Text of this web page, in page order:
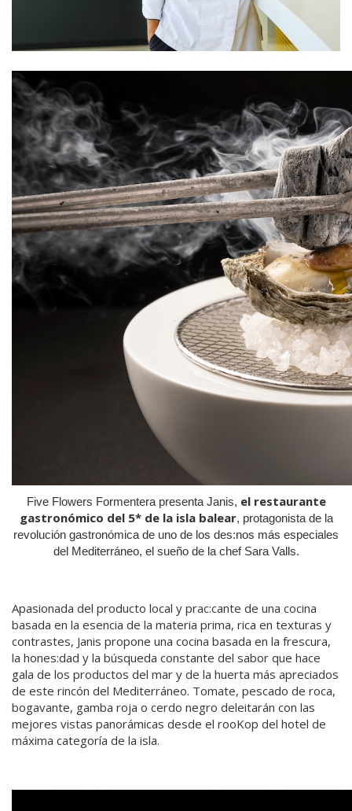
Five Flowers Formentera presenta Janis, el restaurante
gastronómico del 5* de la isla balear, protagonista de la
revolución gastronómica de uno de los des:nos más especiales
del Mediterráneo, el sueño de la chef Sara Valls.
Apasionada del producto local y prac:cante de una cocina
basada en la esencia de la materia prima, rica en texturas y
contrastes, Janis propone una cocina basada en la frescura,
la hones:dad y la búsqueda constante del sabor que hace
gala de los productos del mar y de la huerta más apreciados
de este rincón del Mediterráneo. Tomate, pescado de roca,
bogavante, gamba roja o cerdo negro deleitarán con las
mejores vistas panorámicas desde el rooKop del hotel de
máxima categoría de la isla.